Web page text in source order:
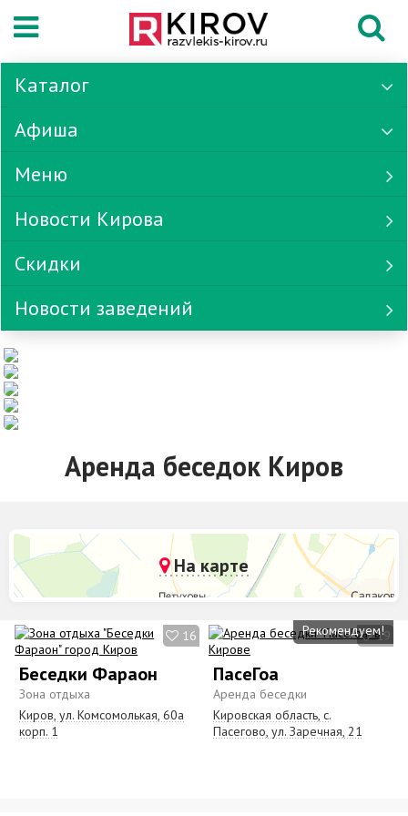
Каталог
Афиша
Меню
Новости Кирова
Скидки
Новости заведений
Аренда беседок Киров
На карте
16
Беседки Фараон
Зона отдыха
Киров, ул. Комсомолькая, 60а
корп. 1
19
Рекомендуем!
ПасеГоа
Аренда беседки
Кировская область, с.
Пасегово, ул. Заречная, 21